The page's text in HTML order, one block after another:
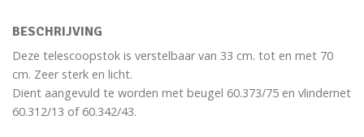
BESCHRIJVING
Deze telescoopstok is verstelbaar van 33 cm. tot en met 70
cm. Zeer sterk en licht.
Dient aangevuld te worden met beugel 60.373/75 en vlindernet
60.312/13 of 60.342/43.